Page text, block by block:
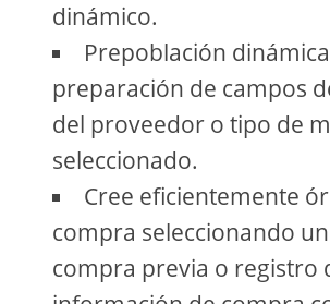
dinámico.
Prepoblación
preparación de campos
del proveedor o tipo de
seleccionado.
Cree eficientemente
compra seleccionando
compra previa o registro